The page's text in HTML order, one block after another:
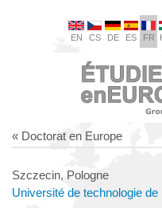
EN CS DE ES FR
« Doctorat en Europe
Szczecin, Pologne
Université de technologie